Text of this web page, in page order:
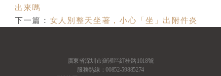
出來嗎
下一篇： 女人別整天坐著，小心「坐」出附件炎
廣東省深圳市羅湖區紅桂路1018號
服務熱線：00852-59885274